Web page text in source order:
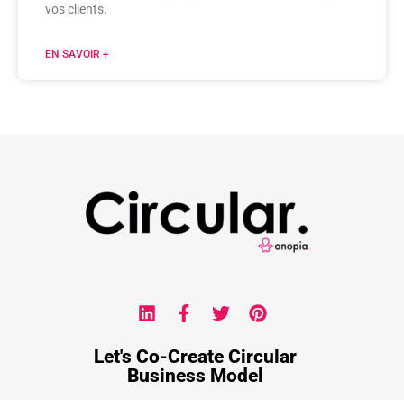
vos clients.
EN SAVOIR +
Let's Co-Create Circular
Business Model